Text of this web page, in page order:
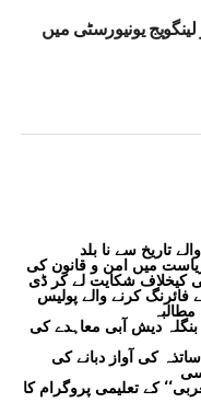
یونیورسٹی میں
تاریخ سے نا بلد
میں امن و قانون کی
کیخلاف شکایت لے کر ڈی
ملے تیجسوی یادو، اے کے-47 سے فائرنگ کرنے والے پولیس
بنگلہ دیش آبی معاہدے کی
کی آواز دبانے کی
کے تعلیمی پروگرام کا